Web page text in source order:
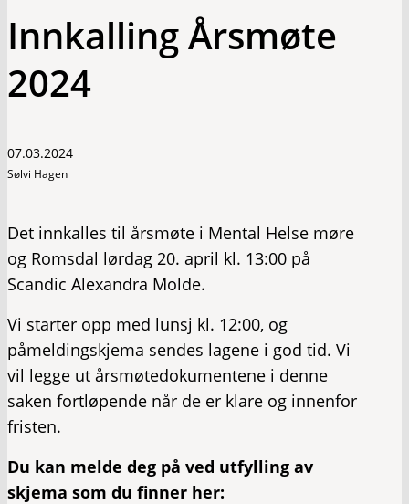
Innkalling Årsmøte
2024
07.03.2024
Sølvi Hagen
Det innkalles til årsmøte i Mental Helse møre
og Romsdal lørdag 20. april kl. 13:00 på
Scandic Alexandra Molde.
Vi starter opp med lunsj kl. 12:00, og
påmeldingskjema sendes lagene i god tid. Vi
vil legge ut årsmøtedokumentene i denne
saken fortløpende når de er klare og innenfor
fristen.
Du kan melde deg på ved utfylling av
skjema som du finner her: